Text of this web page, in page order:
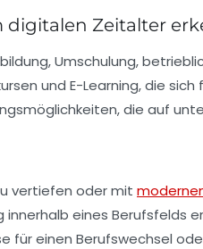
Zeitalter
Umschulung,
und E-Learning, die
die auf
vertiefen oder mit
eines Berufsfelds
einen Berufswechsel